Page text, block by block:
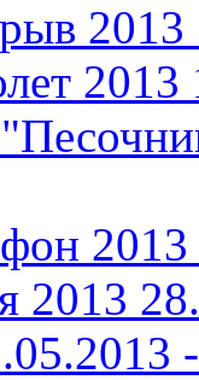
2013
2013
2013
2013